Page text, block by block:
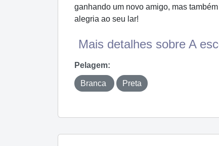
ganhando um novo amigo, mas
alegria ao seu lar!
Mais detalhes sobre A
Pelagem:
Branca Preta